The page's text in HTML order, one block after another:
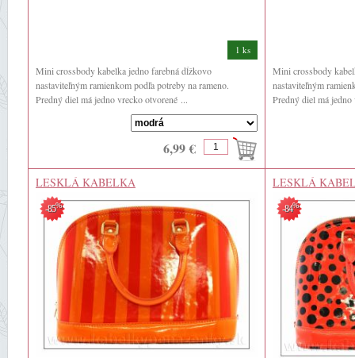
1 ks
Mini crossbody kabelka jedno farebná dĺžkovo
nastaviteľným ramienkom podľa potreby na rameno.
Predný diel má jedno vrecko otvorené ...
6,99 €
Mini crossbody
nastaviteľným
Predný diel má
LESKLÁ KABELKA
-85%
LESKLÁ
-84%